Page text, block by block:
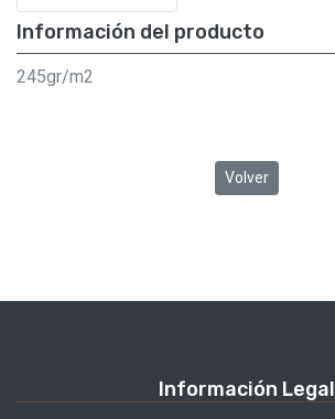
Información del producto
245gr/m2
Volver
Información Legal